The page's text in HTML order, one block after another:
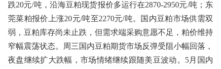
跌20元/吨，沿海豆粕现货报价多运行在2870-2950元/吨；东
莞菜粕报价上涨20元/吨至2270元/吨。国内豆粕市场供需双
弱，豆粕库存尚未止跌，但需求端采购意愿不足，粕价维持
窄幅震荡状态。周三国内豆粕期货市场反弹受阻小幅回落，
夜盘继续扩大跌幅，市场情绪继续跟随美豆波动。5月国内